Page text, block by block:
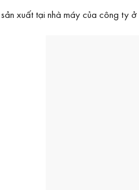
xuất tại nhà máy của công ty